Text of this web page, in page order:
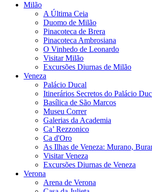
Milão
A Última Ceia
Duomo de Milão
Pinacoteca de Brera
Pinacoteca Ambrosiana
O Vinhedo de Leonardo
Visitar Milão
Excursões Diurnas de Milão
Veneza
Palácio Ducal
Itinerários Secretos do Palácio
Basílica de São Marcos
Museu Correr
Galerias da Academia
Ca’ Rezzonico
Ca d'Oro
As Ilhas de Veneza: Murano,
Visitar Veneza
Excursões Diurnas de Veneza
Verona
Arena de Verona